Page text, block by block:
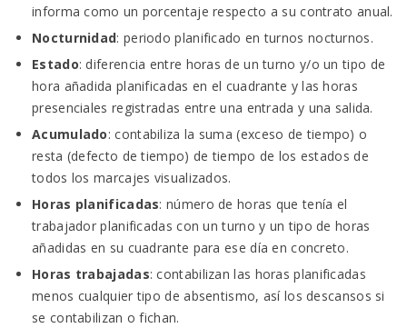
informa como un porcentaje respecto a su contrato anual.
Nocturnidad: periodo planificado en turnos nocturnos.
Estado: diferencia entre horas de un turno y/o un tipo de
hora añadida planificadas en el cuadrante y las horas
presenciales registradas entre una entrada y una salida.
Acumulado: contabiliza la suma (exceso de tiempo) o
resta (defecto de tiempo) de tiempo de los estados de
todos los marcajes visualizados.
Horas planificadas: número de horas que tenía el
trabajador planificadas con un turno y un tipo de horas
añadidas en su cuadrante para ese día en concreto.
Horas trabajadas: contabilizan las horas planificadas
menos cualquier tipo de absentismo, así los descansos si
se contabilizan o fichan.